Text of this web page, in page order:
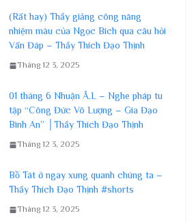
(Rất hay) Thầy giảng công năng
nhiệm màu của Ngọc Bích qua câu hỏi
Vấn Đáp – Thầy Thích Đạo Thịnh
Tháng 12 3, 2025
01 tháng 6 Nhuận Â.L – Nghe pháp tu
tập “Công Đức Vô Lượng – Gia Đạo
Bình An” │Thầy Thích Đạo Thịnh
Tháng 12 3, 2025
Bồ Tát ở ngay xung quanh chúng ta –
Thầy Thích Đạo Thịnh #shorts
Tháng 12 3, 2025